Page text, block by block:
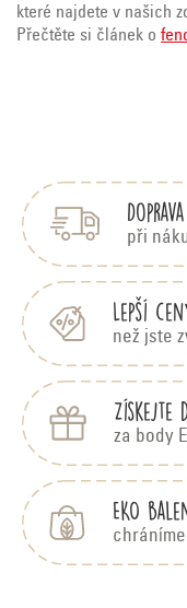
které najdete v našich
Přečtěte si článek o
při
Lepší
než jste
Získejte
za body
EKO